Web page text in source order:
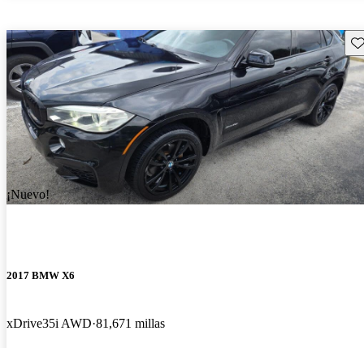
¡Nuevo!
2017 BMW X6
xDrive35i AWD 81,671 millas